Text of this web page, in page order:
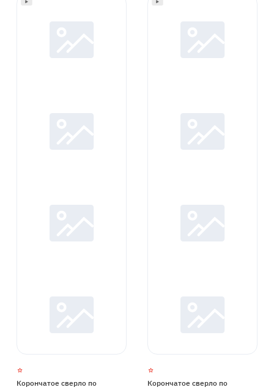
Корончатое сверло по
Корончатое сверло по